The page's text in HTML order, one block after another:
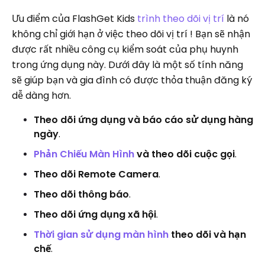
Ưu điểm của FlashGet Kids trình theo dõi vị trí là nó
không chỉ giới hạn ở việc theo dõi vị trí ! Bạn sẽ nhận
được rất nhiều công cụ kiểm soát của phụ huynh
trong ứng dụng này. Dưới đây là một số tính năng
sẽ giúp bạn và gia đình có được thỏa thuận đăng ký
dễ dàng hơn.
Theo dõi ứng dụng và báo cáo sử dụng hàng
ngày.
Phản Chiếu Màn Hìnhvà theo dõi cuộc gọi.
Theo dõi Remote Camera.
Theo dõi thông báo.
Theo dõi ứng dụng xã hội.
Thời gian sử dụng màn hình theo dõi và hạn
chế.